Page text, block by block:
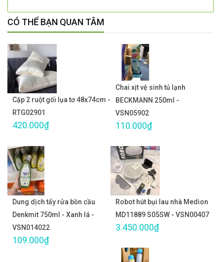
CÓ THỂ BẠN QUAN TÂM
Cặp 2 ruột gối lụa tơ 48x74cm -
RTG02901
420.000₫
Chai xịt vệ sinh tủ lạnh
BECKMANN 250ml -
VSN05902
110.000₫
Dung dịch tẩy rửa bồn cầu
Denkmit 750ml - Xanh lá -
VSN014022
109.000₫
Robot hút bụi lau nhà Medion
MD11889 S05SW - VSN00407
3.450.000₫